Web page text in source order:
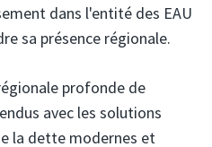
dans l'entité des EAU
sa présence régionale.
profonde de
avec les solutions
la dette modernes et